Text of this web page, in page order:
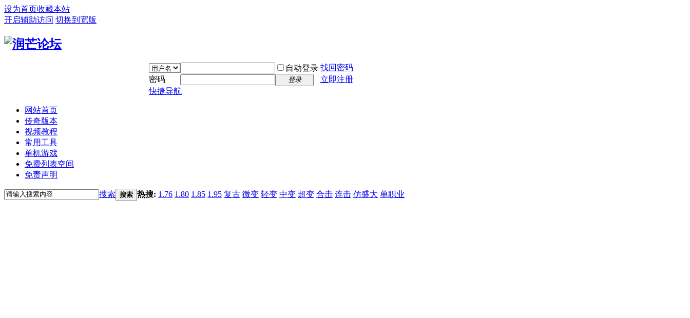
设为首页收藏本站
开启辅助访问 切换到宽版
自动登录 找回密码
密码
登录
立即注册
快捷导航
网站首页
传奇版本
视频教程
常用工具
单机游戏
免费列表空间
免责声明
搜索 搜索 热搜: 1.76 1.80 1.85 1.95 复古 微变 轻变 中变 超变 合击 连击 仿盛大 单职业